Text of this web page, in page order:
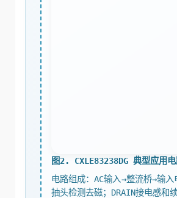
图2. CXLE83238DG 典型应用
电路组成：AC输入→整流桥→输入
抽头检测去磁；DRAIN接电感和